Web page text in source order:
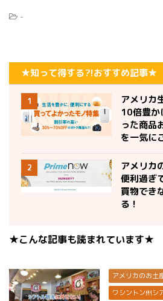
-
★知って得する?!おすすめ記事★
1
アメリカ
10倍豊か
った商品
を一気に
2
アメリカ
便利過ぎ
買物でき
る！
★こんな記事も読まれています★
アメリカのお土
ワシントン州シ